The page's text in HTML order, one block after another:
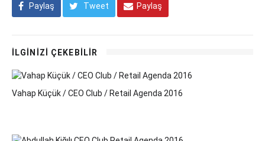
Paylaş Tweet Paylaş
İLGİNİZİ ÇEKEBİLİR
Vahap Küçük / CEO Club / Retail Agenda 2016